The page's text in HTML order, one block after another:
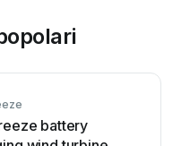
battery